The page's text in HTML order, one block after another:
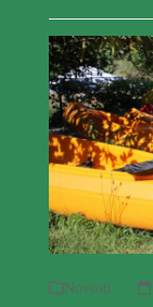
Novosti